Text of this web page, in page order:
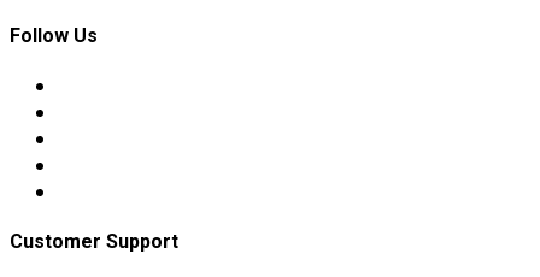
Follow Us
Customer Support